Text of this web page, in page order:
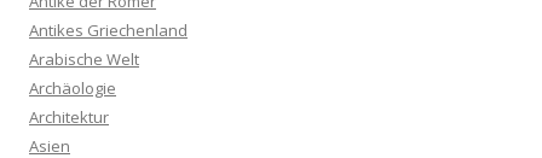
Antikes Griechenland
Arabische Welt
Archäologie
Architektur
Asien